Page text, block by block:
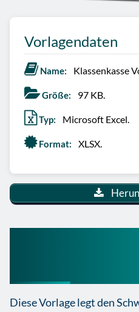
Vorlagendaten
Name: Klassenkasse
Größe: 97 KB.
Typ: Microsoft Excel.
Format: XLSX.
Diese Vorlage legt den